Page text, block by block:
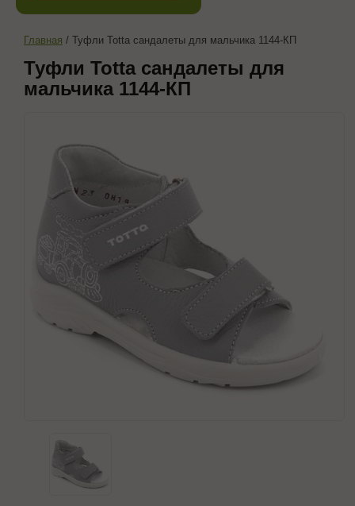
Главная / Туфли Totta сандалеты для мальчика 1144-КП
Туфли Totta сандалеты для
мальчика 1144-КП